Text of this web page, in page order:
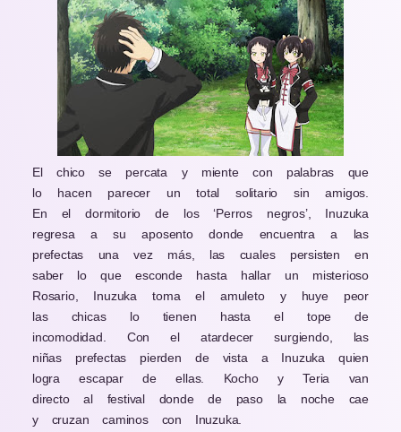
El chico se percata y miente con palabras que
lo hacen parecer un total solitario sin amigos.
En el dormitorio de los ‘Perros negros’, Inuzuka
regresa a su aposento donde encuentra a las
prefectas una vez más, las cuales persisten en
saber lo que esconde hasta hallar un misterioso
Rosario, Inuzuka toma el amuleto y huye peor
las chicas lo tienen hasta el tope de
incomodidad. Con el atardecer surgiendo, las
niñas prefectas pierden de vista a Inuzuka quien
logra escapar de ellas. Kocho y Teria van
directo al festival donde de paso la noche cae
y cruzan caminos con Inuzuka.